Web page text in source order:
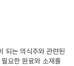
되는 의식주와 관련된
요한 원료와 소재를